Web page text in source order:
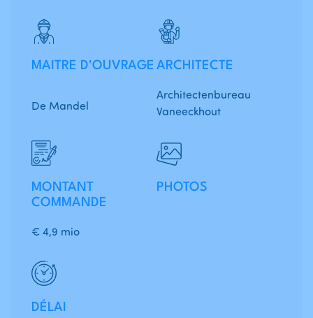
MAITRE D'OUVRAGE
De Mandel
ARCHITECTE
Architectenbureau
Vaneeckhout
MONTANT
COMMANDE
€ 4,9 mio
DÉLAI
PHOTOS